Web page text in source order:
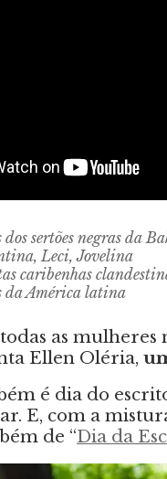
sertões negras da
Leci, Jovelina
caribenhas
da América latina
as mulheres
Ellen Oléria,
é dia do
E, com a
de “Dia da